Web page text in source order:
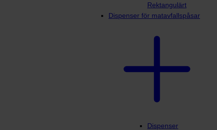
Rektangulärt
Dispenser för matavfallspåsar
Dispenser